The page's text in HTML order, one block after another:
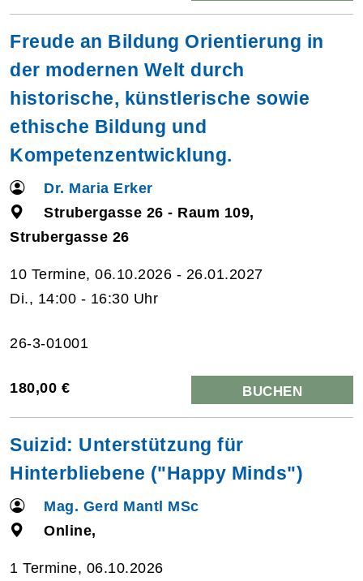
Freude an Bildung Orientierung in
der modernen Welt durch
historische, künstlerische sowie
ethische Bildung und
Kompetenzentwicklung.
Dr. Maria Erker
Strubergasse 26 - Raum 109,
Strubergasse 26
10 Termine, 06.10.2026 - 26.01.2027
Di., 14:00 - 16:30 Uhr
26-3-01001
180,00 € BUCHEN
Suizid: Unterstützung für
Hinterbliebene ("Happy Minds")
Mag. Gerd Mantl MSc
Online,
1 Termine, 06.10.2026